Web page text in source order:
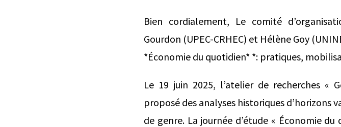
Bien cordialement, Le comité
Gourdon (UPEC-CRHEC) et Hélène Goy
*Économie du quotidien* *: pratiques,
Le 19 juin 2025, l’atelier de recherches «
proposé des analyses historiques d’horizons
de genre. La journée d’étude « Économie